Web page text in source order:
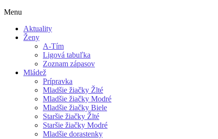
Menu
Aktuality
Ženy
A-Tím
Ligová tabuľka
Zoznam zápasov
Mládež
Prípravka
Mladšie žiačky Žlté
Mladšie žiačky Modré
Mladšie žiačky Biele
Staršie žiačky Žlté
Staršie žiačky Modré
Mladšie dorastenky